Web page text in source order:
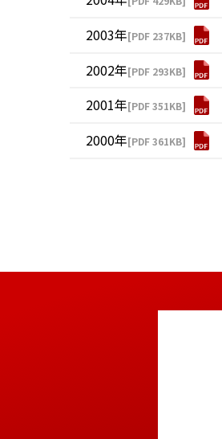
2003年[PDF 237KB]
2002年[PDF 293KB]
2001年[PDF 351KB]
2000年[PDF 361KB]